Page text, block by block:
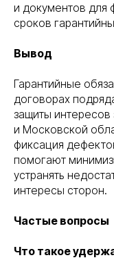
и документов для
сроков
Вывод
Гарантийные
договорах
защиты интересов
и Московской
фиксация
помогают
устранять
интересы сторон.
Частые вопросы
Что такое